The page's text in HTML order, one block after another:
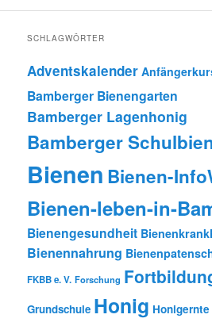
SCHLAGWÖRTER
Adventskalender
Bamberger Bienengarten
Bamberger Lagenhonig
Bamberger
Bienen Bienen-
Bienen-leben-in-
Bienengesundheit
Bienennahrung
FKBB e. V. Forschung
Grundschule Honig Honigernte